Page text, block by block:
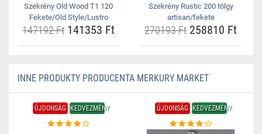
Szekrény Old Wood T1 120
Fekete/Old Style/Lustro
147192 Ft 141353 Ft
Szekrény Rustic 200 tölgy
artisan/fekete
270193 Ft 258810 Ft
INNE PRODUKTY PRODUCENTA MERKURY MARKET
ÚJDONSÁG KEDVEZMÉNY ÚJDONSÁG KEDVEZMÉNY